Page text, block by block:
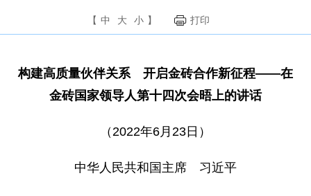
【 中 大 小 】 打印
构建高质量伙伴关系 开启金砖合作新征程——在
金砖国家领导人第十四次会晤上的讲话
（2022年6月23日）
中华人民共和国主席 习近平